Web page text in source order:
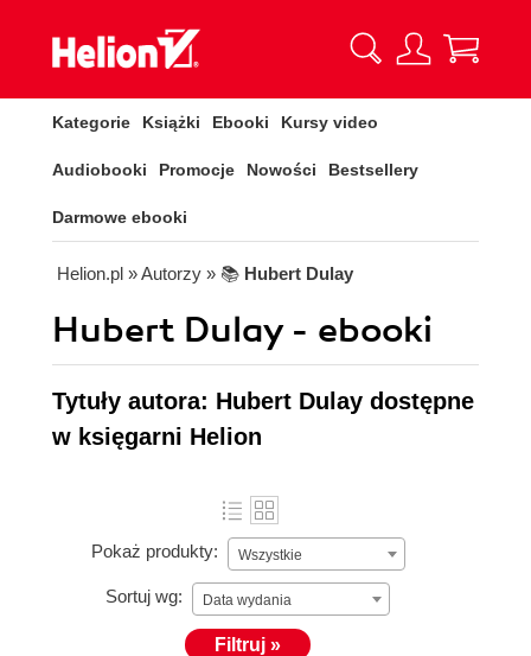
Kategorie Książki Ebooki Kursy video
Audiobooki Promocje Nowości Bestsellery
Darmowe ebooki
Helion.pl » Autorzy » 📚 Hubert Dulay
Hubert Dulay - ebooki
Tytuły autora: Hubert Dulay dostępne
w księgarni Helion
Pokaż produkty: Wszystkie
Sortuj wg: Data wydania
Filtruj »